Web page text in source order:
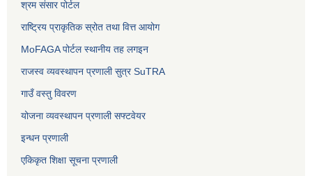
श्रम संसार पोर्टल
राष्ट्रिय प्राकृतिक स्रोत तथा वित्त आयोग
MoFAGA पोर्टल स्थानीय तह लगइन
राजस्व व्यवस्थापन प्रणाली सुत्र SuTRA
गाउँ वस्तु विवरण
योजना व्यवस्थापन प्रणाली सफ्टवेयर
इन्धन प्रणाली
एकिकृत शिक्षा सूचना प्रणाली